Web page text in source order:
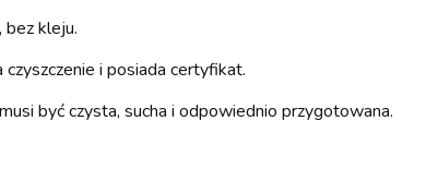
kleju.
i posiada certyfikat.
być czysta, sucha i odpowiednio przygotowana.